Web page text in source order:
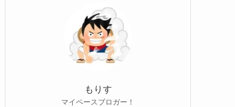
もりす
マイペースブロガー！